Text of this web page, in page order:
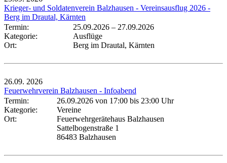
Krieger- und Soldatenverein Balzhausen - Vereinsausflug 2026 -
Berg im Drautal, Kärnten
Termin:
25.09.2026 – 27.09.2026
Kategorie:
Ausflüge
Ort:
Berg im Drautal, Kärnten
26.09. 2026
Feuerwehrverein Balzhausen - Infoabend
Termin:
26.09.2026 von 17:00 bis 23:00 Uhr
Kategorie:
Vereine
Ort:
Feuerwehrgerätehaus Balzhausen
Sattelbogenstraße 1
86483 Balzhausen